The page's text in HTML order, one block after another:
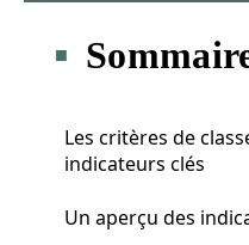
Les critères de
indicateurs clés
Un aperçu des